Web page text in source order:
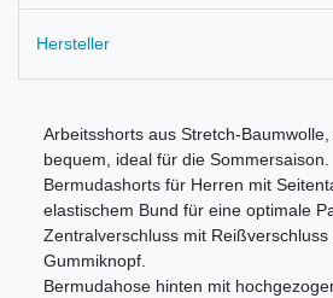
Hersteller
Arbeitsshorts aus Stretch-
bequem, ideal für die Sommersaison.
Bermudashorts für Herren mit
elastischem Bund für eine optimale
Zentralverschluss mit
Gummiknopf.
Bermudahose hinten mit